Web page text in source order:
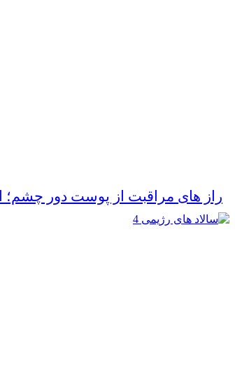
راز های مراقبت از پوست دور چشم؛